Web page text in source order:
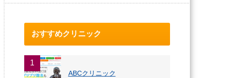
おすすめクリニック
1
ABCクリニック